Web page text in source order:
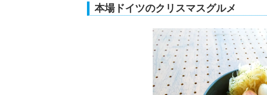
本場ドイツのクリスマスグルメ